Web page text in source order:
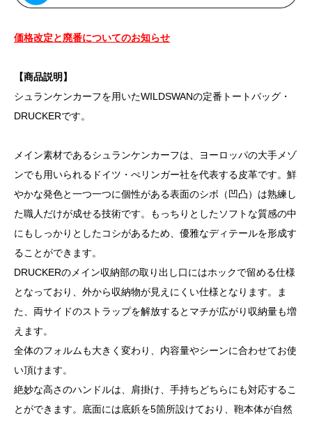
価格改定と廃番についてのお知らせ
【商品説明】
シュランケンカーフを用いたWILDSWANの定番トートバッグ・
DRUCKERです。
メイン素材であるシュランケンカーフは、ヨーロッパの大手メゾ
ンでも用いられるドイツ・ぺリンガー社を代表する皮革です。鮮
やかな発色と一つ一つに個性がある表面のシボ（凹凸）は熟練し
た職人だけが成せる技術です。もっちりとしたソフトな質感の中
にもしっかりとしたコシがあるため、優雅なディテールを形成す
ることができます。
DRUCKERのメイン収納部の取り出し口にはホックで留める仕様
となっており、外から収納物が見えにくい仕様となります。ま
た、両サイドのストラップを解放するとマチが広がり収納量も増
えます。
全体のフォルムも大きく変わり、内容量やシーンに合わせてお使
い頂けます。
絶妙な高さのハンドルは、肩掛け、手持ちどちらにも対応するこ
とができます。底面には底鋲を5箇所設けており、鞄本体が自然